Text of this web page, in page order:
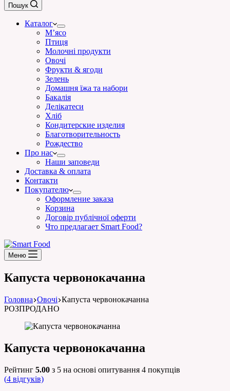
Пошук
Каталог
М’ясо
Птиця
Молочні продукти
Овочі
Фрукти & ягоди
Зелень
Домашня їжа та набори
Бакалія
Делікатеси
Хліб
Кондитерские изделия
Благотворительность
Рождество
Про нас
Наши заповеди
Доставка & оплата
Контакти
Покупателю
Оформление заказа
Корзина
Договір публічної оферти
Что предлагает Smart Food?
Меню
Капуста червонокачанна
Головна Овочі Капуста червонокачанна
РОЗПРОДАНО
Капуста червонокачанна
Рейтинг 5.00 з 5 на основі опитування 4 покупців
(4 відгуків)